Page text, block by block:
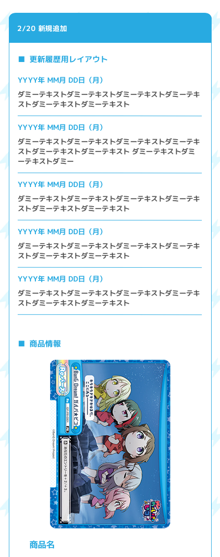
2/20 新規追加
更新履歴用レイアウト
YYYY年 MM月 DD日（月）
ダミーテキストダミーテキストダミーテキストダミーテキ
ストダミーテキストダミーテキスト
YYYY年 MM月 DD日（月）
ダミーテキストダミーテキストダミーテキストダミーテキ
ストダミーテキストダミーテキスト ダミーテキストダミ
ーテキストダミー
YYYY年 MM月 DD日（月）
ダミーテキストダミーテキストダミーテキストダミーテキ
ストダミーテキストダミーテキスト
YYYY年 MM月 DD日（月）
ダミーテキストダミーテキストダミーテキストダミーテキ
ストダミーテキストダミーテキスト
YYYY年 MM月 DD日（月）
ダミーテキストダミーテキストダミーテキストダミーテキ
ストダミーテキストダミーテキスト
商品情報
商品名